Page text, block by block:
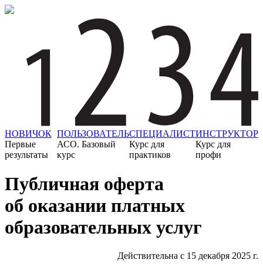
НОВИЧОК
Первые
результаты
ПОЛЬЗОВАТЕЛЬ
АСО. Базовый
курс
СПЕЦИАЛИСТ
Курс для
практиков
ИНСТРУКТОР
Курс для
профи
Публичная оферта
об оказании платных
образовательных услуг
Действительна с 15 декабря 2025 г.